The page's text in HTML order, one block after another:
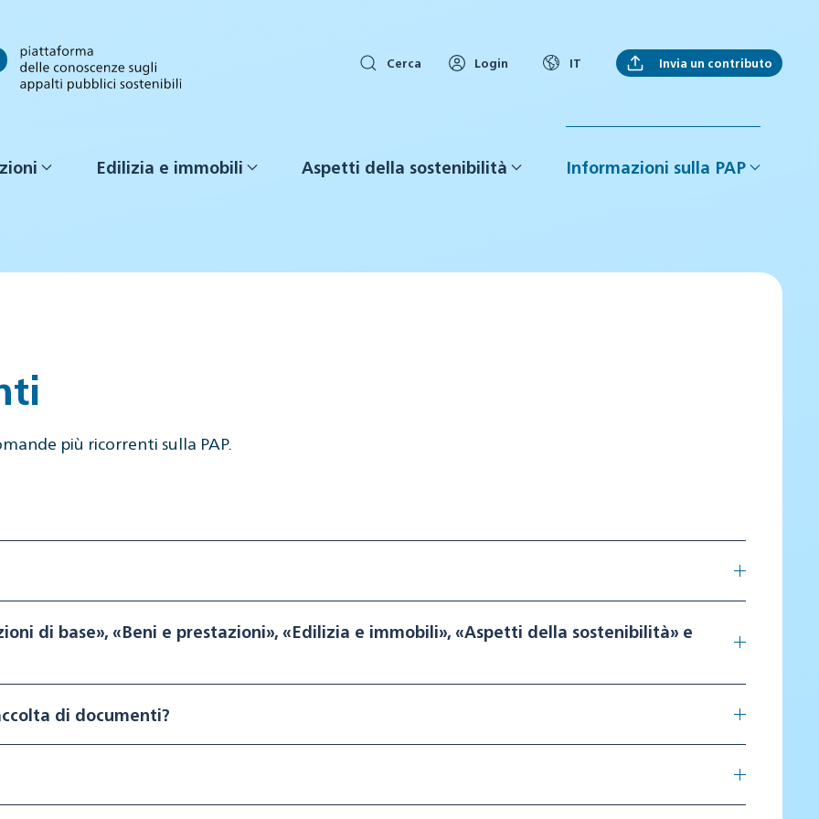
Cerca Login IT Invia un contributo
Edilizia e immobili Aspetti della sostenibilità Informazioni sulla PAP
più ricorrenti sulla PAP.
di base», «Beni e prestazioni», «Edilizia e immobili», «Aspetti della sostenibilità» e
di documenti?